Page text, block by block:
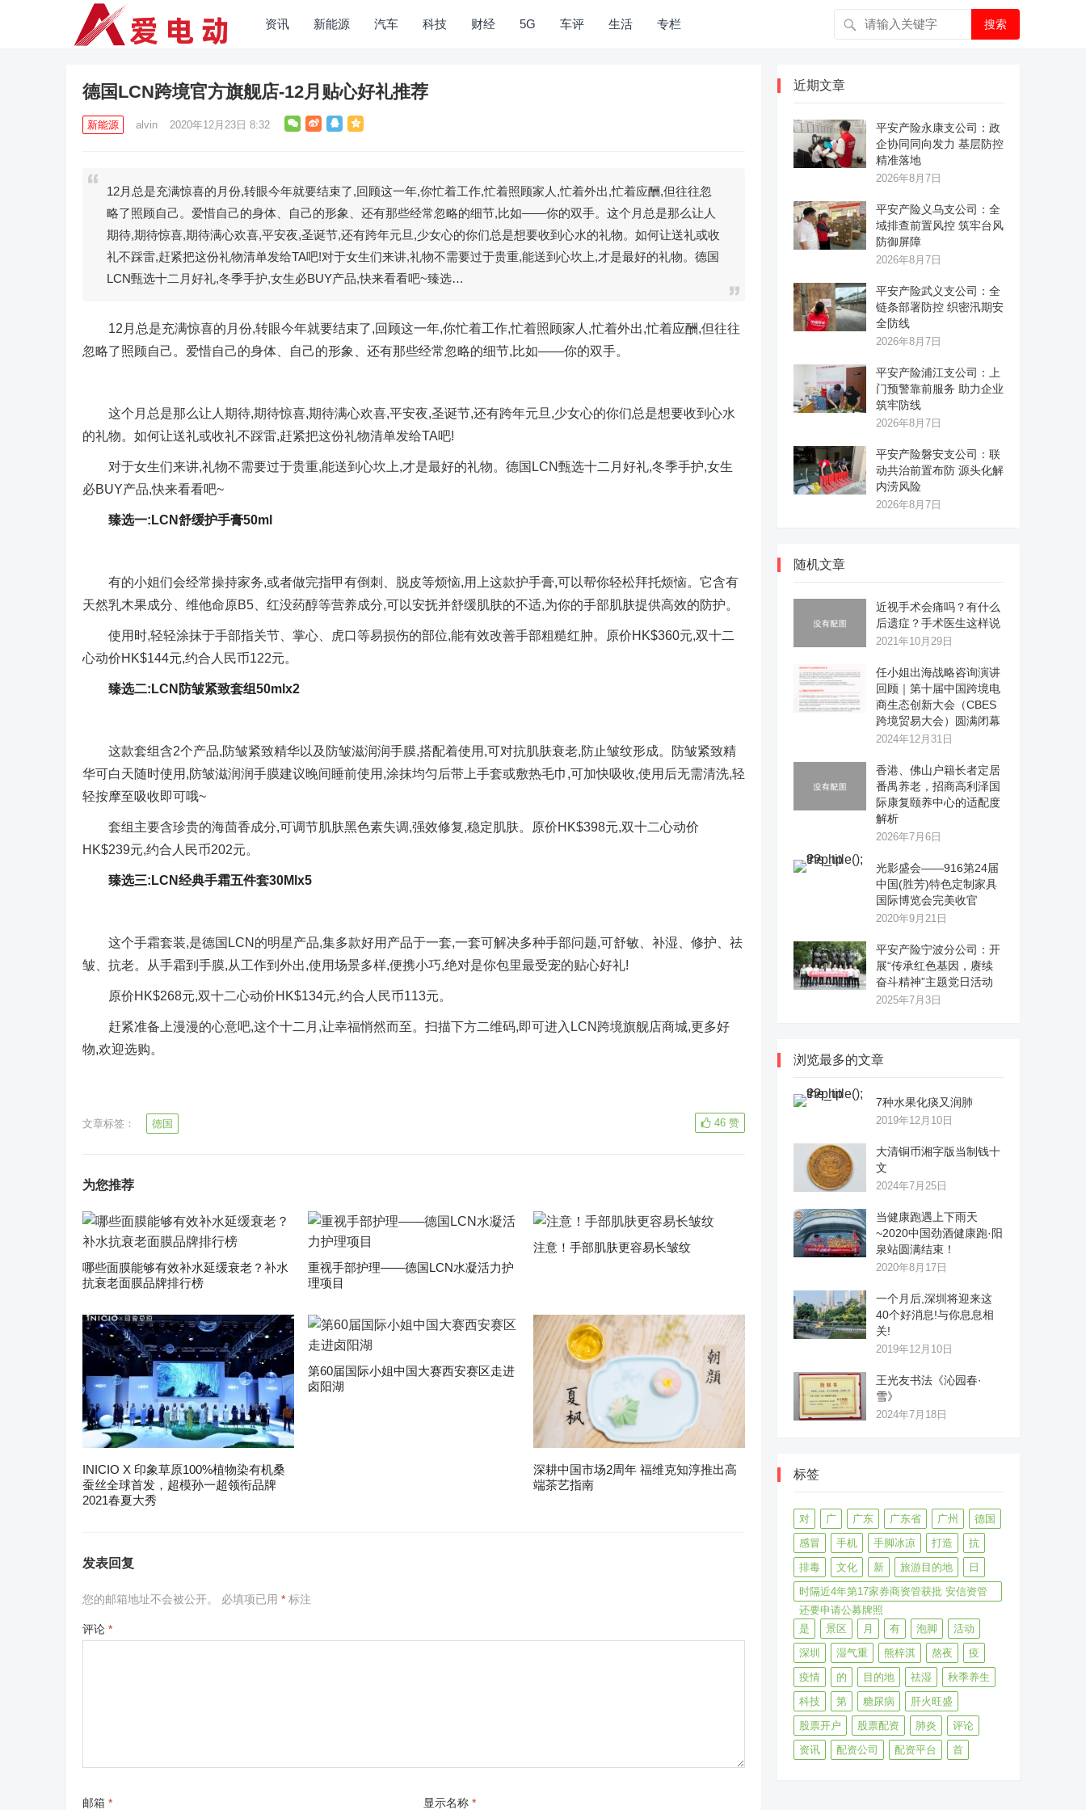
资讯 新能源 汽车 科技 财经 5G 车评 生活 专栏 搜索
德国LCN跨境官方旗舰店-12月贴心好礼推荐
新能源 alvin 2020年12月23日 8:32
12月总是充满惊喜的月份,转眼今年就要结束了,回顾这一年,你忙着工作,忙着照顾家人,忙着外出,忙着应酬,但往往忽
略了照顾自己。爱惜自己的身体、自己的形象、还有那些经常忽略的细节,比如——你的双手。这个月总是那么让人
期待,期待惊喜,期待满心欢喜,平安夜,圣诞节,还有跨年元旦,少女心的你们总是想要收到心水的礼物。如何让送礼或收
礼不踩雷,赶紧把这份礼物清单发给TA吧!对于女生们来讲,礼物不需要过于贵重,能送到心坎上,才是最好的礼物。德国
LCN甄选十二月好礼,冬季手护,女生必BUY产品,快来看看吧~臻选…
12月总是充满惊喜的月份,转眼今年就要结束了,回顾这一年,你忙着工作,忙着照顾家人,忙着外出,忙着应酬,但往往
忽略了照顾自己。爱惜自己的身体、自己的形象、还有那些经常忽略的细节,比如——你的双手。
这个月总是那么让人期待,期待惊喜,期待满心欢喜,平安夜,圣诞节,还有跨年元旦,少女心的你们总是想要收到心水
的礼物。如何让送礼或收礼不踩雷,赶紧把这份礼物清单发给TA吧!
对于女生们来讲,礼物不需要过于贵重,能送到心坎上,才是最好的礼物。德国LCN甄选十二月好礼,冬季手护,女生
必BUY产品,快来看看吧~
臻选一:LCN舒缓护手膏50ml
有的小姐们会经常操持家务,或者做完指甲有倒刺、脱皮等烦恼,用上这款护手膏,可以帮你轻松拜托烦恼。它含有
天然乳木果成分、维他命原B5、红没药醇等营养成分,可以安抚并舒缓肌肤的不适,为你的手部肌肤提供高效的防护。
使用时,轻轻涂抹于手部指关节、掌心、虎口等易损伤的部位,能有效改善手部粗糙红肿。原价HK$360元,双十二
心动价HK$144元,约合人民币122元。
臻选二:LCN防皱紧致套组50mlx2
这款套组含2个产品,防皱紧致精华以及防皱滋润润手膜,搭配着使用,可对抗肌肤衰老,防止皱纹形成。防皱紧致精
华可白天随时使用,防皱滋润润手膜建议晚间睡前使用,涂抹均匀后带上手套或敷热毛巾,可加快吸收,使用后无需清洗,轻
轻按摩至吸收即可哦~
套组主要含珍贵的海茴香成分,可调节肌肤黑色素失调,强效修复,稳定肌肤。原价HK$398元,双十二心动价
HK$239元,约合人民币202元。
臻选三:LCN经典手霜五件套30Mlx5
这个手霜套装,是德国LCN的明星产品,集多款好用产品于一套,一套可解决多种手部问题,可舒敏、补湿、修护、祛
皱、抗老。从手霜到手膜,从工作到外出,使用场景多样,便携小巧,绝对是你包里最受宠的贴心好礼!
原价HK$268元,双十二心动价HK$134元,约合人民币113元。
赶紧准备上漫漫的心意吧,这个十二月,让幸福悄然而至。扫描下方二维码,即可进入LCN跨境旗舰店商城,更多好
物,欢迎选购。
文章标签： 德国 46 赞
为您推荐
哪些面膜能够有效补水延缓衰老？补水
抗衰老面膜品牌排行榜
重视手部护理——德国LCN水凝活力护
理项目
注意！手部肌肤更容易长皱纹
INICIO X 印象草原100%植物染有机桑
蚕丝全球首发，超模孙一超领衔品牌
2021春夏大秀
第60届国际小姐中国大赛西安赛区走进
卤阳湖
深耕中国市场2周年 福维克知淳推出高
端茶艺指南
发表回复
您的邮箱地址不会被公开。 必填项已用 * 标注
评论 *
显示名称*
邮箱 *
近期文章
平安产险永康支公司：政
企协同同向发力 基层防控
精准落地
2026年8月7日
平安产险义乌支公司：全
域排查前置风控 筑牢台风
防御屏障
2026年8月7日
平安产险武义支公司：全
链条部署防控 织密汛期安
全防线
2026年8月7日
平安产险浦江支公司：上
门预警靠前服务 助力企业
筑牢防线
2026年8月7日
平安产险磐安支公司：联
动共治前置布防 源头化解
内涝风险
2026年8月7日
随机文章
近视手术会痛吗？有什么
后遗症？手术医生这样说
2021年10月29日
任小姐出海战略咨询演讲
回顾｜第十届中国跨境电
商生态创新大会（CBES
跨境贸易大会）圆满闭幕
2024年12月31日
香港、佛山户籍长者定居
番禺养老，招商高利泽国
际康复颐养中心的适配度
解析
2026年7月6日
光影盛会——916第24届
中国(胜芳)特色定制家具
国际博览会完美收官
2020年9月21日
平安产险宁波分公司：开
展“传承红色基因，赓续
奋斗精神”主题党日活动
2025年7月3日
浏览最多的文章
7种水果化痰又润肺
2019年12月10日
大清铜币湘字版当制钱十
文
2024年7月25日
当健康跑遇上下雨天
~2020中国劲酒健康跑·阳
泉站圆满结束！
2020年8月17日
一个月后,深圳将迎来这
40个好消息!与你息息相
关!
2019年12月10日
王光友书法《沁园春·
雪》
2024年7月18日
标签
对 广 广东 广东省 广州
德国
感冒
手机 手脚冰凉 打造
抗
排毒
文化 新 旅游目的地
日
时隔近4年第17家券商资管获批 安信资管
还要申请公募牌照
是
景区 月 有 泡脚
活动
深圳
湿气重 熊梓淇 熬夜
疫
疫情
的 目的地 祛湿
秋季养生
科技
第 糖尿病
肝火旺盛
股票开户
股票配资 肺炎
评论
资讯
配资公司 配资平台 首